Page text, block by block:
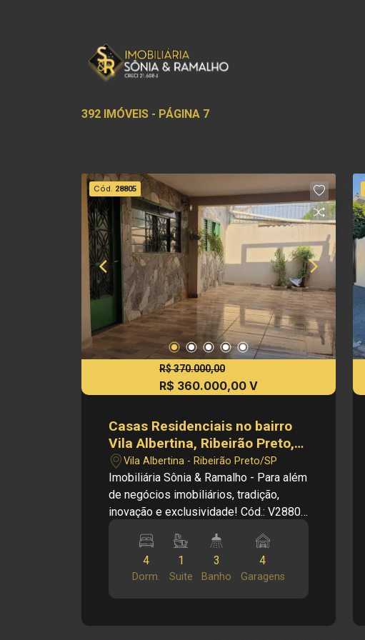
392 IMÓVEIS - PÁGINA 7
Cód. 28805
R$ 370.000,00
R$ 360.000,00 V
Casas Residenciais no bairro
Vila Albertina, Ribeirão Preto,
SPVila Albertina - Ribeirão Preto/SP
Imobiliária Sônia & Ramalho - Para além
de negócios imobiliários, tradição,
inovação e exclusividade! Cód.: V28805
CASA DA FRENTE - Cozinha - Copa - 3
quarto sendo 1 suíte com guarda roupa
embutido - Sala - Cozinha externa -
Casa da pra fazer área de churrasco em
4
Dorm.
1
Suite
3
Banho
4
Garagens